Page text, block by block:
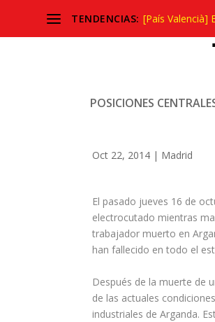
TENDENCIAS: [País Valencià]
POSICIONES
OTRO
Oct 22, 2014 | Madrid
El pasado jueves 16 de
electrocutado mientras
trabajador muerto en
han fallecido en todo el
Después de la muerte de
de las actuales
industriales de Arganda.